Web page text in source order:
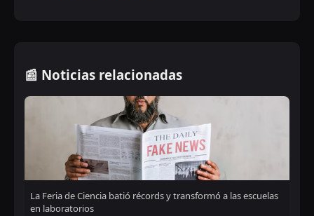
📰 Noticias relacionadas
La Feria de Ciencia batió récords y transformó a las escuelas
en laboratorios